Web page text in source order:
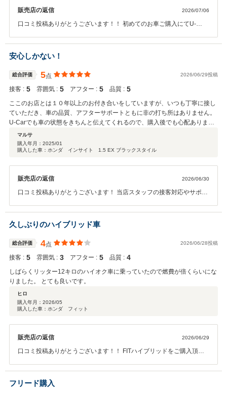
販売店の返信 2026/07/06
口コミ投稿ありがとうございます！！ 初めてのお車ご購入にてU-
お使い頂けるように担当営業はもちろんですがお店のスタッフ全員で
取組んで参ります。末永いお付合いの程よろしくお願いいたしま
す！！
安心しかない！
総合評価 5点 2026/06/29投稿
接客 : 5 雰囲気 : 5 アフター : 5 品質 : 5
ここのお店とは１０年以上のお付き合いをしていますが、いつも丁寧に接し
ていただき、車の品質、アフターサポートともに非の打ち所はありません。
U-Carでも車の状態をきちんと伝えてくれるので、購入後でも心配ありませ
ん。安心して相談できるショップです。
マルサ
購入年月： 2025/01
購入した車：ホンダ インサイト 1.5 EX ブラックスタイル
販売店の返信 2026/06/30
口コミ投稿ありがとうございます！ 当店スタッフの接客対応やサポー
ます！ 今後も末永くお付き合い頂けるように努めてまいります。 どう
ぞよろしくお願いします！
久しぶりのハイブリッド車
総合評価 4点 2026/06/28投稿
接客 : 5 雰囲気 : 3 アフター : 5 品質 : 4
しばらくリッター12キロのハイオク車に乗っていたので燃費が倍くらいにな
りました。 とても良いです。
ヒロ
購入年月： 2026/05
購入した車：ホンダ フィット
販売店の返信 2026/06/29
口コミ投稿ありがとうございます！！ FITハイブリッドをご購入頂き
ンテナンスも是非U-Select豊川にお任せ下さいませ。 どうぞよろしく
お願いいたします。
フリード購入